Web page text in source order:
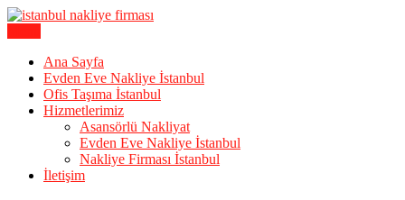
Skip
İstanbul Evden Eve Nakliye |
İstanbul Nakliyat
Ana Sayfa
Evden Eve Nakliye İstanbul
Ofis Taşıma İstanbul
Hizmetlerimiz
Asansörlü Nakliyat
Evden Eve Nakliye İstanbul
Nakliye Firması İstanbul
İletişim